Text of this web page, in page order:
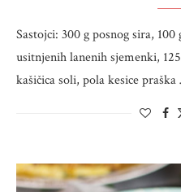
Sastojci: 300 g posnog sira,
usitnjenih lanenih sjemenki,
kašičica soli, pola kesice